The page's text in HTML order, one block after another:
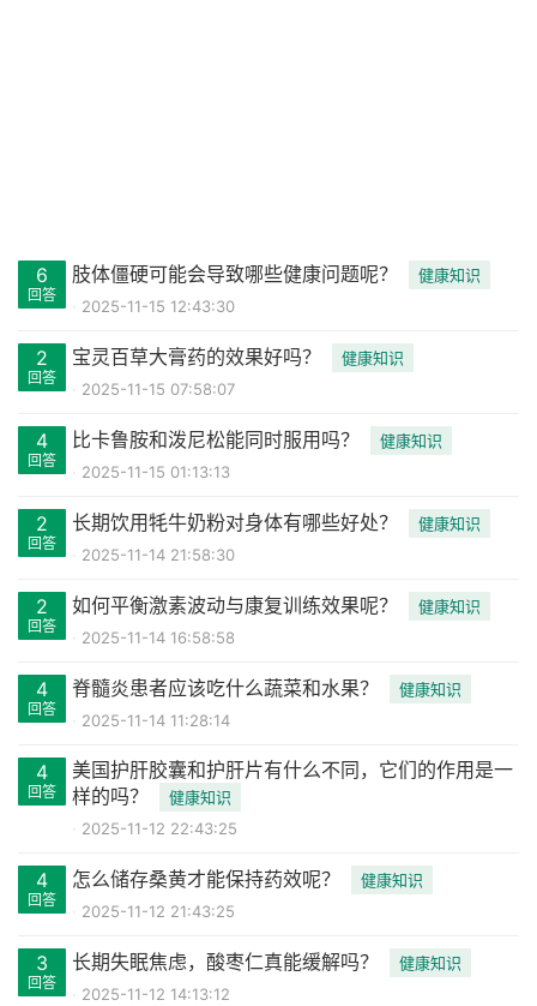
6
回答
肢体僵硬可能会导致哪些健康问题呢？
健康知识
2025-11-15 12:43:30
2
回答
宝灵百草大膏药的效果好吗？
健康知识
2025-11-15 07:58:07
4
回答
比卡鲁胺和泼尼松能同时服用吗？
健康知识
2025-11-15 01:13:13
2
回答
长期饮用牦牛奶粉对身体有哪些好处？
健康知识
2025-11-14 21:58:30
2
回答
如何平衡激素波动与康复训练效果呢？
健康知识
2025-11-14 16:58:58
4
回答
脊髓炎患者应该吃什么蔬菜和水果？
健康知识
2025-11-14 11:28:14
4
回答
美国护肝胶囊和护肝片有什么不同，它们的作用是一
样的吗？
健康知识
2025-11-12 22:43:25
4
回答
怎么储存桑黄才能保持药效呢？
健康知识
2025-11-12 21:43:25
3
回答
长期失眠焦虑，酸枣仁真能缓解吗？
健康知识
2025-11-12 14:13:12